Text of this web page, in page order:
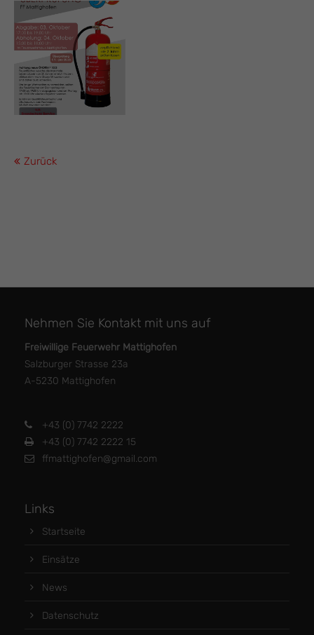
Zurück
Nehmen Sie Kontakt mit uns auf
Freiwillige Feuerwehr Mattighofen
Salzburger Strasse 23a
A-5230 Mattighofen
+43 (0) 7742 2222
+43 (0) 7742 2222 15
ffmattighofen@gmail.com
Links
Startseite
Einsätze
News
Datenschutz